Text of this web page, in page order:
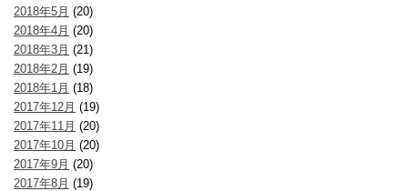
2018年5月 (20)
2018年4月 (20)
2018年3月 (21)
2018年2月 (19)
2018年1月 (18)
2017年12月 (19)
2017年11月 (20)
2017年10月 (20)
2017年9月 (20)
2017年8月 (19)